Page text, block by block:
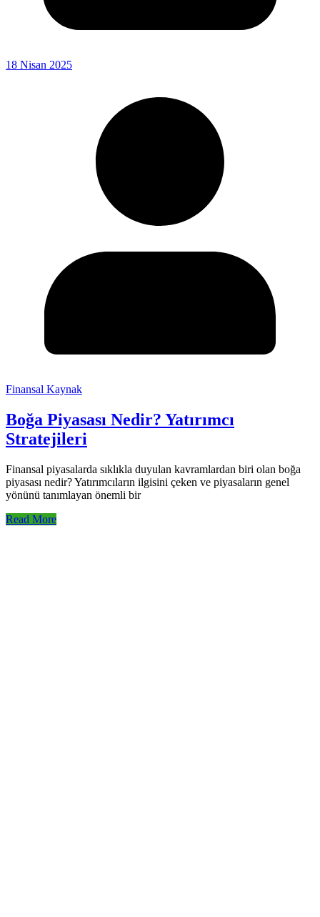
18 Nisan 2025
Finansal Kaynak
Boğa Piyasası Nedir? Yatırımcı
Stratejileri
Finansal piyasalarda sıklıkla duyulan kavramlardan biri olan boğa
piyasası nedir? Yatırımcıların ilgisini çeken ve piyasaların genel
yönünü tanımlayan önemli bir
Read More